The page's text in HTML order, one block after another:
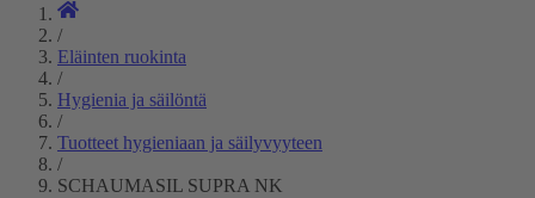
/
Eläinten ruokinta
/
Hygienia ja säilöntä
/
Tuotteet hygieniaan ja säilyvyyteen
/
SCHAUMASIL SUPRA NK